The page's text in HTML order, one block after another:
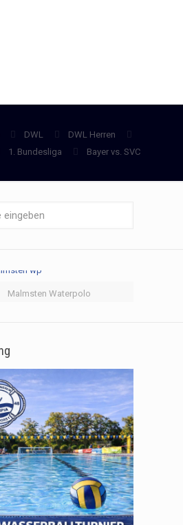
DWL
DWL Herren
1. Bundesliga Bayer vs. SVC
Malmsten Waterpolo